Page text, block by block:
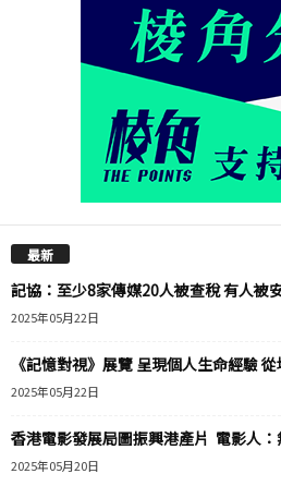
最新
記協：至少8家傳媒20人被查稅 有人被
2025年05月22日
《記憶對視》展覽 呈現個人生命經驗
2025年05月22日
香港電影發展局圖振興港產片 電影人：
2025年05月20日